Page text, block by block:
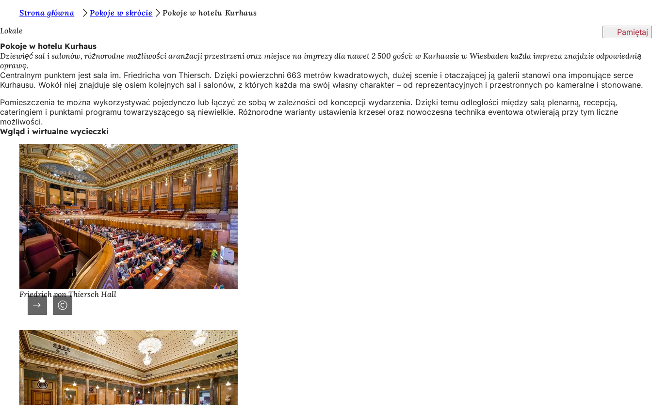
Przejdź do treści
e
s
t
e
ś
t
u
t
Strona główna Pokoje w skrócie
Pokoje w hotelu Kurhaus
Lokale
Pamiętaj
Pokoje w hotelu Kurhaus
Dziewięć sal i salonów, różnorodne możliwości aranżacji przestrzeni oraz miejsce na imprezy dla nawet 2 500 gości: w Kurhausie w Wiesbaden każda impreza znajdzie odpowiednią
oprawę.
Centralnym punktem jest sala im. Friedricha von Thiersch. Dzięki powierzchni 663 metrów kwadratowych, dużej scenie i otaczającej ją galerii stanowi ona imponujące serce
Kurhausu. Wokół niej znajduje się osiem kolejnych sal i salonów, z których każda ma swój własny charakter – od reprezentacyjnych i przestronnych po kameralne i stonowane.
Pomieszczenia te można wykorzystywać pojedynczo lub łączyć ze sobą w zależności od koncepcji wydarzenia. Dzięki temu odległości między salą plenarną, recepcją,
cateringiem i punktami programu towarzyszącego są niewielkie. Różnorodne warianty ustawienia krzeseł oraz nowoczesna technika eventowa otwierają przy tym liczne
możliwości.
Wgląd i wirtualne wycieczki
Friedrich von Thiersch Hall